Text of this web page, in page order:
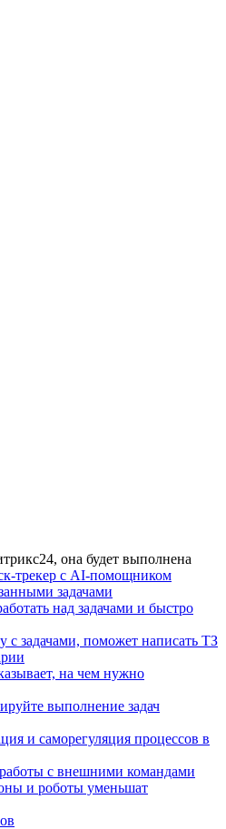
она будет выполнена
трекер с AI-помощником
задачами
над задачами и быстро
с задачами, поможет написать ТЗ
на чем нужно
выполнение задач
и саморегуляция процессов в
с внешними командами
и роботы уменьшат